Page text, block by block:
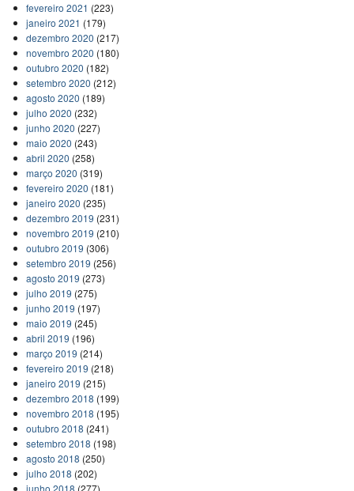
fevereiro 2021 (223)
janeiro 2021 (179)
dezembro 2020 (217)
novembro 2020 (180)
outubro 2020 (182)
setembro 2020 (212)
agosto 2020 (189)
julho 2020 (232)
junho 2020 (227)
maio 2020 (243)
abril 2020 (258)
março 2020 (319)
fevereiro 2020 (181)
janeiro 2020 (235)
dezembro 2019 (231)
novembro 2019 (210)
outubro 2019 (306)
setembro 2019 (256)
agosto 2019 (273)
julho 2019 (275)
junho 2019 (197)
maio 2019 (245)
abril 2019 (196)
março 2019 (214)
fevereiro 2019 (218)
janeiro 2019 (215)
dezembro 2018 (199)
novembro 2018 (195)
outubro 2018 (241)
setembro 2018 (198)
agosto 2018 (250)
julho 2018 (202)